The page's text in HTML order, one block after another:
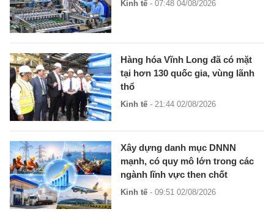
Kinh tế - 07:48 04/08/2026
Hàng hóa Vĩnh Long đã có mặt
tại hơn 130 quốc gia, vùng lãnh
thổ
Kinh tế - 21:44 02/08/2026
Xây dựng danh mục DNNN
mạnh, có quy mô lớn trong các
ngành lĩnh vực then chốt
Kinh tế - 09:51 02/08/2026